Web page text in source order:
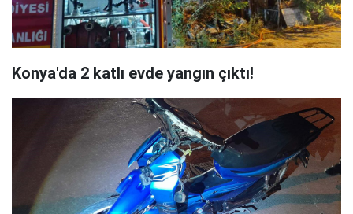
Konya'da 2 katlı evde yangın çıktı!